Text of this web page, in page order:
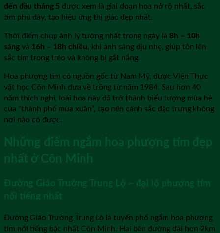
đến đầu tháng 5 được xem là giai đoạn hoa nở rộ nhất, sắc
tím phủ dày, tạo hiệu ứng thị giác đẹp nhất.
Thời điểm chụp ảnh lý tưởng nhất trong ngày là 8h – 10h
sáng và 16h – 18h chiều, khi ánh sáng dịu nhẹ, giúp tôn lên
sắc tím trong trẻo và không bị gắt nắng.
Hoa phượng tím có nguồn gốc từ Nam Mỹ, được Viện Thực
vật học Côn Minh đưa về trồng từ năm 1984. Sau hơn 40
năm thích nghi, loài hoa này đã trở thành biểu tượng mùa hè
của “thành phố mùa xuân”, tạo nên cảnh sắc đặc trưng không
nơi nào có được.
Những điểm ngắm hoa phượng tím đẹp
nhất ở Côn Minh
Đường Giáo Trường Trung Lộ – đại lộ phượng tím
nổi tiếng nhất
Đường Giáo Trường Trung Lộ là tuyến phố ngắm hoa phượng
tím nổi tiếng bậc nhất Côn Minh. Hai bên đường dài hơn 2km